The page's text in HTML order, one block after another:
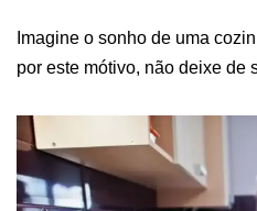
Imagine o sonho de uma
por este mótivo, não deixe de